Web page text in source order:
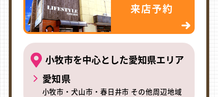
来店予約
小牧市を中心とした愛知県エリア
愛知県
小牧市・犬山市・春日井市 その他周辺地域